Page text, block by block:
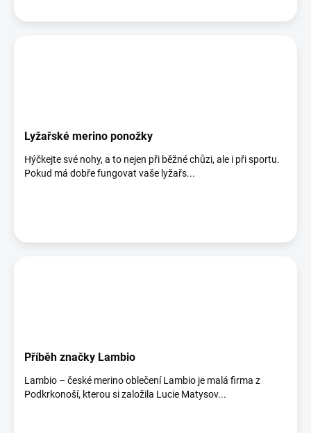
Lyžařské merino ponožky
Hýčkejte své nohy, a to nejen při běžné chůzi, ale i při sportu.
Pokud má dobře fungovat vaše lyžařs...
Příběh značky Lambio
Lambio – české merino oblečení Lambio je malá firma z
Podkrkonoší, kterou si založila Lucie Matysov...